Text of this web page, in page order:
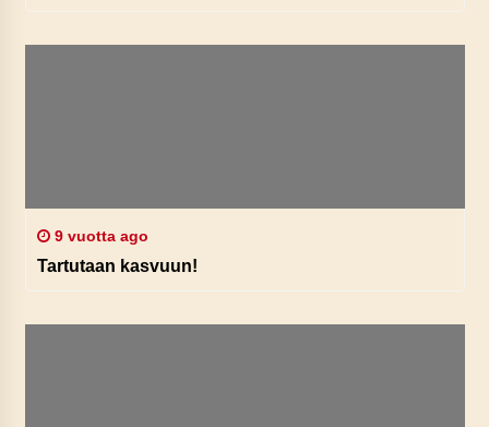
9 vuotta ago
Tartutaan kasvuun!